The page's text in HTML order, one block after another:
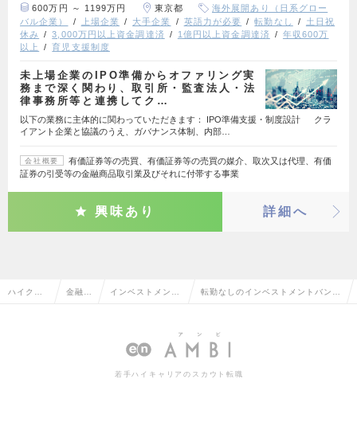
600万円 ～ 1199万円 東京都
海外展開あり（日系グロー
バル企業）
上場企業 大手企業 英語力が必要 転勤なし
土日祝
休み
3,000万円以上資金調達済 1億円以上資金調達済
年収600万
以上
育児支援制度
未上場企業のIPO準備からオファリング実
務まで深く関わり、取引所・監査法人・法
律事務所等と連携してク…
以下の業務に主体的に関わっていただきます： IPO準備支援・制度設計 クラ
イアント企業と協議のうえ、ガバナンス体制、内部…
会社概要
有価証券等の売買、有価証券等の売買の媒介、取次又は代理、有価
証券の引受等の金融商品取引業及びそれに付帯する事業
興味あり 詳細へ
ハイクラ 金融系 インベストメント 転勤なしのインベストメントバンキ
若手ハイキャリアのスカウト転職